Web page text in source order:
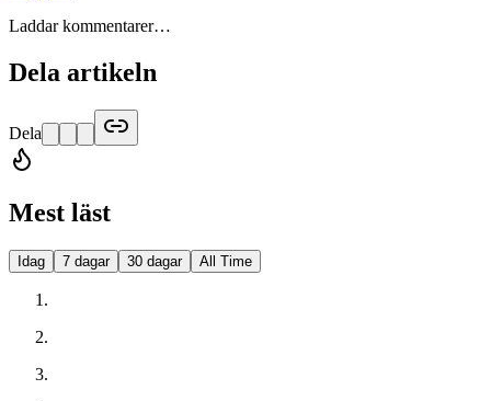
Laddar kommentarer…
Dela artikeln
Dela
Mest läst
Idag 7 dagar 30 dagar All Time